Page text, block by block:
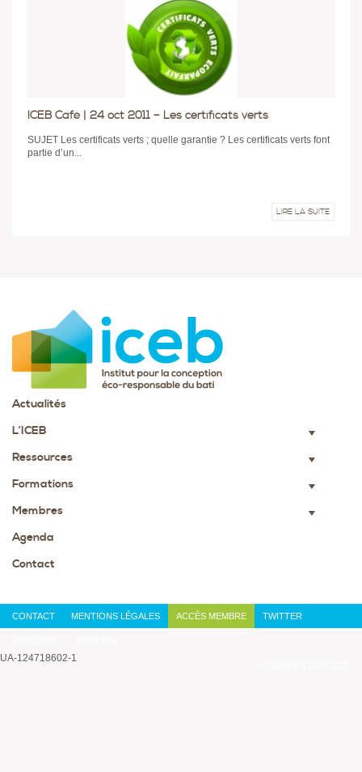
ICEB Café | 24 oct 2011 – Les certificats verts
SUJET Les certificats verts ; quelle garantie ? Les certificats verts font
partie d’un...
LIRE LA SUITE
Actualités
L’ICEB
▼
Ressources ▼
Formations ▼
Membres ▼
Agenda
Contact
CONTACT MENTIONS LÉGALES ACCÈS MEMBRE TWITTER
UA-124718602-1